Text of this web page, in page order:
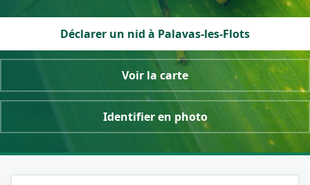
Déclarer un nid à Palavas-les-Flots
Voir la carte
Identifier en photo